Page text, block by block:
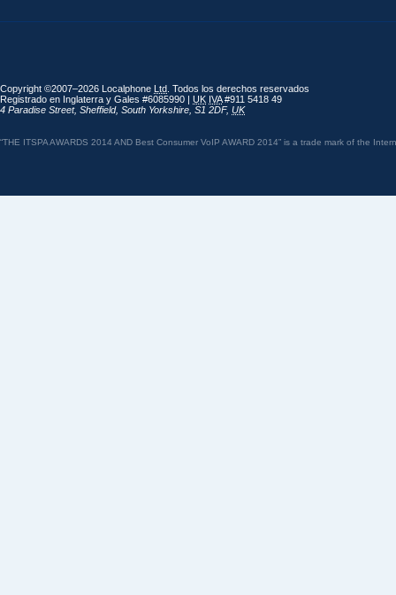
Copyright ©2007–2026 Localphone Ltd . Todos los derechos reservados
Registrado en Inglaterra y Gales #6085990 | UK IVA#911 5418 49
4 Paradise Street, Sheffield, South Yorkshire S1 2DF, UK
“THE ITSPA AWARDS 2014 AND Best Consumer VoIP AWARD 2014” is a trade mark of the